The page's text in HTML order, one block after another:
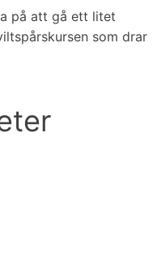
på att gå ett litet
som drar